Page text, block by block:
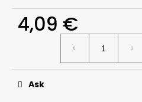
4,09 €
Ask
SEARCH
W